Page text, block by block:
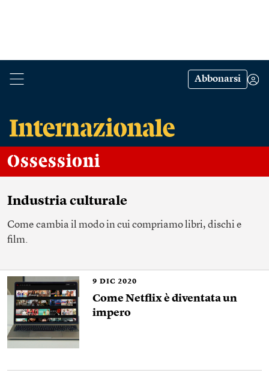
Abbonarsi
Ossessioni
Industria culturale
Come cambia il modo in cui compriamo libri, dischi e
film.
9 DIC 2020
Come Netflix è diventata un
impero